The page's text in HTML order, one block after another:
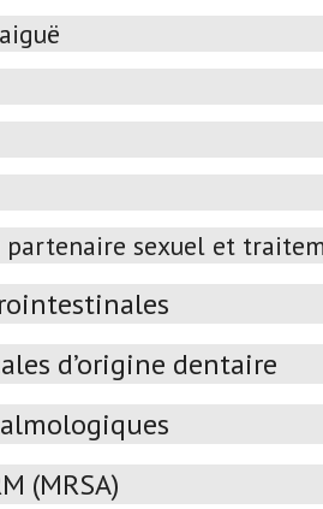
sexuel et
d’origine dentaire
(MRSA)